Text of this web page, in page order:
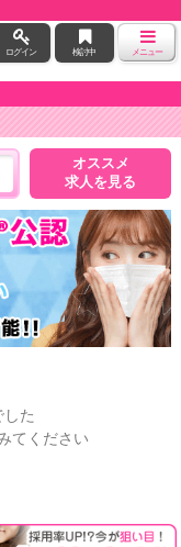
ログイン 検討中 メニュー
オススメ
求人を見る
た
てください